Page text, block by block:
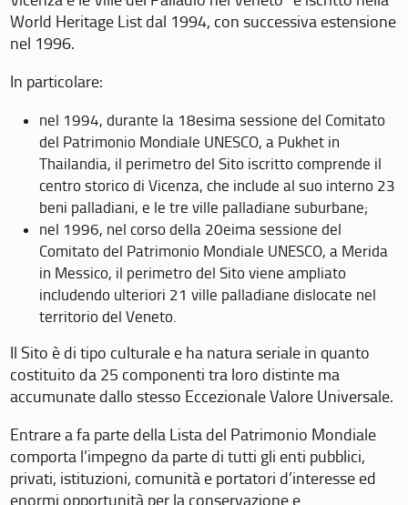
World Heritage List dal 1994, con successiva estensione
nel 1996.
In particolare:
nel 1994, durante la 18esima sessione del Comitato
del Patrimonio Mondiale UNESCO, a Pukhet in
Thailandia, il perimetro del Sito iscritto comprende il
centro storico di Vicenza, che include al suo interno 23
beni palladiani, e le tre ville palladiane suburbane;
nel 1996, nel corso della 20eima sessione del
Comitato del Patrimonio Mondiale UNESCO, a Merida
in Messico, il perimetro del Sito viene ampliato
includendo ulteriori 21 ville palladiane dislocate nel
territorio del Veneto.
Il Sito è di tipo culturale e ha natura seriale in quanto
costituito da 25 componenti tra loro distinte ma
accumunate dallo stesso Eccezionale Valore Universale.
Entrare a fa parte della Lista del Patrimonio Mondiale
comporta l’impegno da parte di tutti gli enti pubblici,
privati, istituzioni, comunità e portatori d’interesse ed
enormi opportunità per la conservazione e